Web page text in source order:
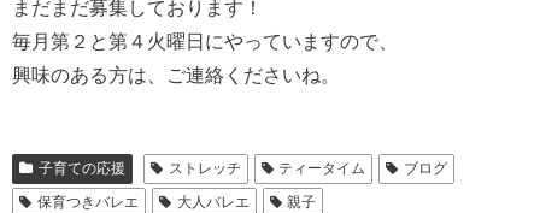
まだまだ募集しております！
毎月第２と第４火曜日にやっていますので、
興味のある方は、ご連絡くださいね。
子育ての応援 ストレッチ ティータイム
ブログ
保育つきバレエ
大人バレエ 親子